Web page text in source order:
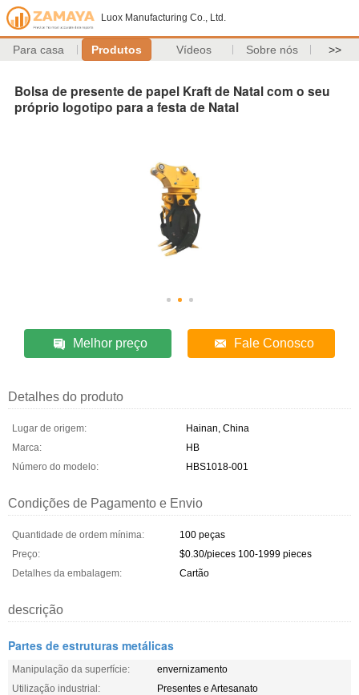
Luox Manufacturing Co., Ltd.
Para casa Produtos Vídeos Sobre nós >>
Bolsa de presente de papel Kraft de Natal com o seu
próprio logotipo para a festa de Natal
Melhor preço Fale Conosco
Detalhes do produto
Lugar de origem:
Hainan, China
Marca:
HB
Número do modelo:
HBS1018-001
Condições de Pagamento e Envio
Quantidade de ordem mínima:
100 peças
Preço:
$0.30/pieces 100-1999 pieces
Detalhes da embalagem:
Cartão
descrição
Partes de estruturas metálicas
Manipulação da superfície:
envernizamento
Utilização industrial:
Presentes e Artesanato